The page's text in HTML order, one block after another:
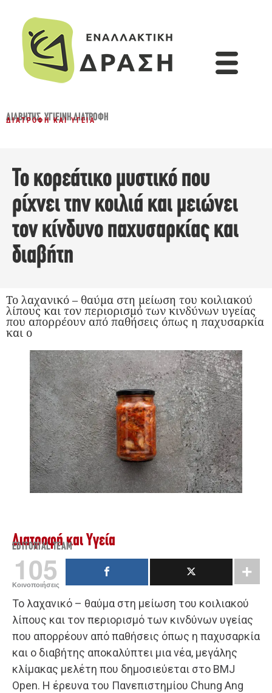
ΔΙΑΒΉΤΗΣ,ΥΓΙΕΙΝΉ ΔΙΑΤΡΟΦΉ
ΔΙΑΤΡΟΦΉ ΚΑΙ ΥΓΕΊΑ
Το κορεάτικο μυστικό που
ρίχνει την κοιλιά και μειώνει
τον κίνδυνο παχυσαρκίας και
διαβήτη
Το λαχανικό – θαύμα στη μείωση του κοιλιακού
λίπους και τον περιορισμό των κινδύνων υγείας
που απορρέουν από παθήσεις όπως η παχυσαρκία
και ο
Διατροφή και Υγεία
EDITORIAL TEAM
105
Κοινοποιήσεις
Το λαχανικό – θαύμα στη μείωση του κοιλιακού
λίπους και τον περιορισμό των κινδύνων υγείας
που απορρέουν από παθήσεις όπως η παχυσαρκία
και ο διαβήτης αποκαλύπτει μια νέα, μεγάλης
κλίμακας μελέτη που δημοσιεύεται στο BMJ
Open. Η έρευνα του Πανεπιστημίου Chung Ang